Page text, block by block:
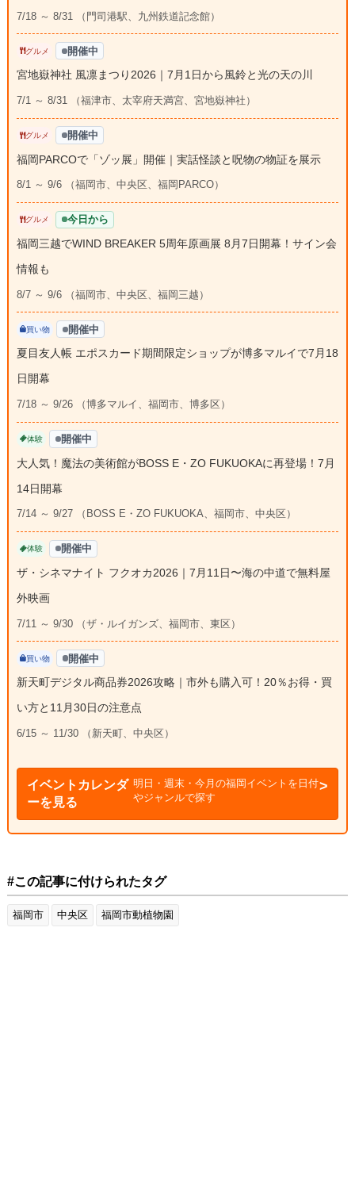
7/18 ～ 8/31 （門司港駅、九州鉄道記念館）
グルメ 開催中
宮地嶽神社 風凛まつり2026｜7月1日から風鈴と光の天の川
7/1 ～ 8/31 （福津市、太宰府天満宮、宮地嶽神社）
グルメ 開催中
福岡PARCOで「ゾッ展」開催｜実話怪談と呪物の物証を展示
8/1 ～ 9/6 （福岡市、中央区、福岡PARCO）
グルメ 今日から
福岡三越でWIND BREAKER 5周年原画展 8月7日開幕！サイン会
情報も
8/7 ～ 9/6 （福岡市、中央区、福岡三越）
買い物 開催中
夏目友人帳 エポスカード期間限定ショップが博多マルイで7月18
日開幕
7/18 ～ 9/26 （博多マルイ、福岡市、博多区）
体験 開催中
大人気！魔法の美術館がBOSS E・ZO FUKUOKAに再登場！7月
14日開幕
7/14 ～ 9/27 （BOSS E・ZO FUKUOKA、福岡市、中央区）
体験 開催中
ザ・シネマナイト フクオカ2026｜7月11日〜海の中道で無料屋
外映画
7/11 ～ 9/30 （ザ・ルイガンズ、福岡市、東区）
買い物 開催中
新天町デジタル商品券2026攻略｜市外も購入可！20％お得・買
い方と11月30日の注意点
6/15 ～ 11/30 （新天町、中央区）
イベントカレンダ
ーを見る
明日・週末・今月の福岡イベントを日付
やジャンルで探す
#この記事に付けられたタグ
福岡市 中央区 福岡市動植物園